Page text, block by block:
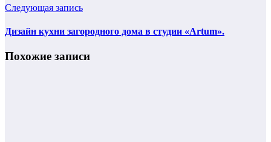
Следующая запись
Дизайн кухни загородного дома в студии «Artum».
Похожие записи